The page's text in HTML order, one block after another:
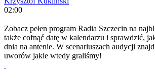
02:00
Zobacz pełen program Radia Szczecin na
także cofnąć datę w kalendarzu i sprawdzić,
dnia na antenie. W scenariuszach audycji
uworów jakie wtedy graliśmy!